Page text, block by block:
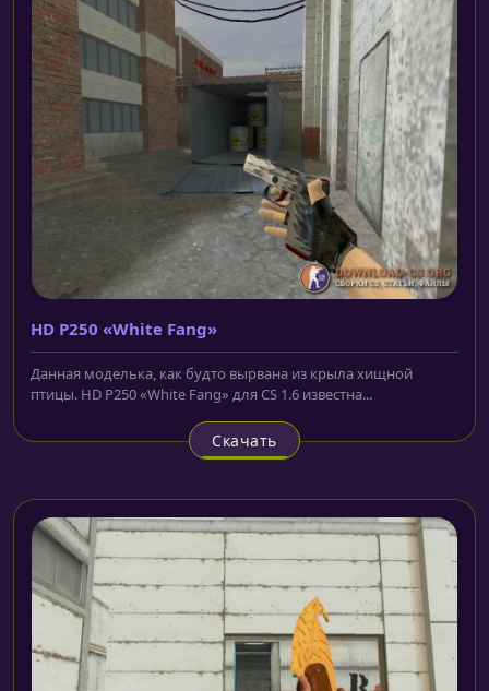
HD P250 «White Fang»
Данная моделька, как будто вырвана из крыла хищной
птицы. HD P250 «White Fang» для CS 1.6 известна...
Скачать